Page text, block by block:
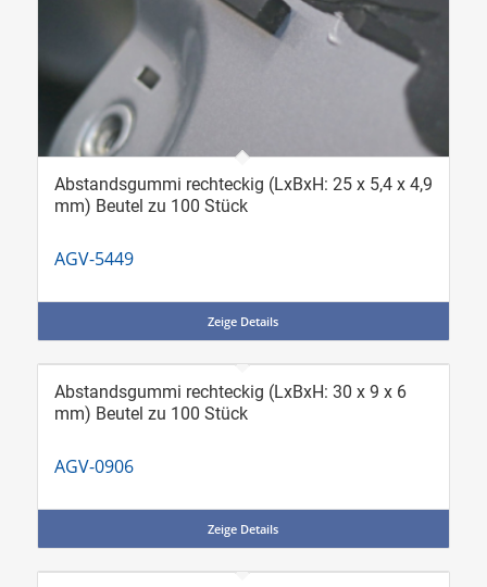
Abstandsgummi rechteckig (LxBxH: 25 x 5,4 x 4,9
mm) Beutel zu 100 Stück
AGV-5449
Zeige Details
Abstandsgummi rechteckig (LxBxH: 30 x 9 x 6
mm) Beutel zu 100 Stück
AGV-0906
Zeige Details